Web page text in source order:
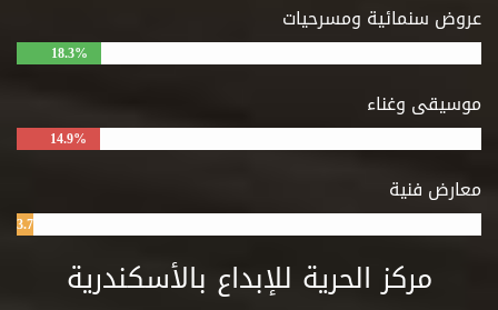
عروض سنمائية ومسرحيات
18.3%
موسيقى وغناء
14.9%
معارض فنية
3.7%
مركز الحرية للإبداع بالأسكندرية